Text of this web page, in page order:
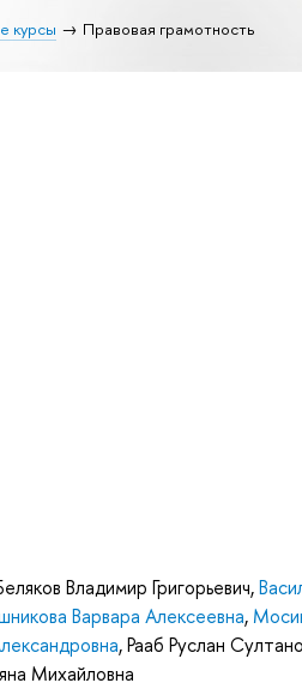
курсы Правовая грамотность
Владимир Григорьевич,
Варвара Алексеевна,
,Рааб Руслан
Михайловна